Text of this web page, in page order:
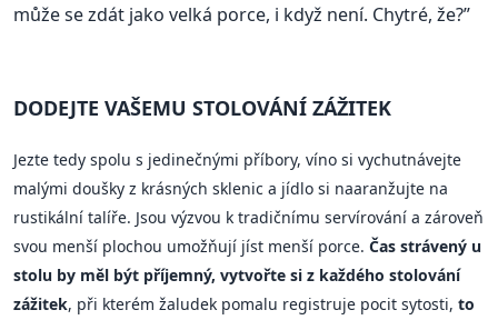
může se zdát jako velká porce, i když není. Chytré, že?”
DODEJTE VAŠEMU STOLOVÁNÍ ZÁŽITEK
Jezte tedy spolu s jedinečnými příbory, víno si vychutnávejte
malými doušky z krásných sklenic a jídlo si naaranžujte na
rustikální talíře. Jsou výzvou k tradičnímu servírování a zároveň
svou menší plochou umožňují jíst menší porce. Čas strávený u
stolu by měl být příjemný, vytvořte si z každého stolování
zážitek, při kterém žaludek pomalu registruje pocit sytosti, to